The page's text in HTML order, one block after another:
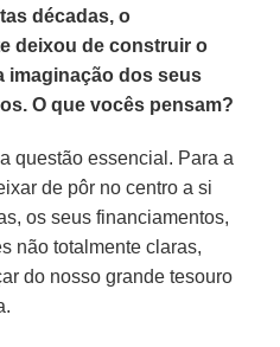
décadas, o
deixou de construir o
imaginação dos seus
O que vocês pensam?
questão essencial. Para a
de pôr no centro a si
os seus financiamentos,
não totalmente claras,
do nosso grande tesouro